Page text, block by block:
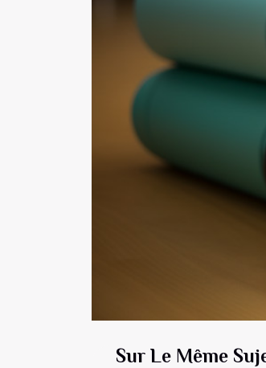
Sur Le Même